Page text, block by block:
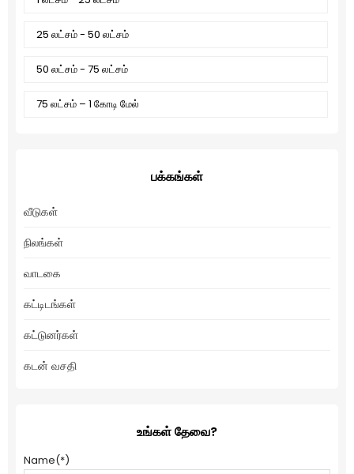
25 லட்சம் - 50 லட்சம்
50 லட்சம் - 75 லட்சம்
75 லட்சம் – 1 கோடி மேல்
பக்கங்கள்
வீடுகள்
நிலங்கள்
வாடகை
கட்டிடங்கள்
கட்டுனர்கள்
கடன் வசதி
உங்கள் தேவை?
Name(*)